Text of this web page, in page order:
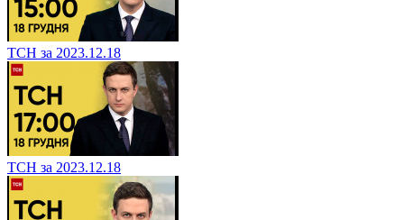
ТСН за 2023.12.18
ТСН за 2023.12.18